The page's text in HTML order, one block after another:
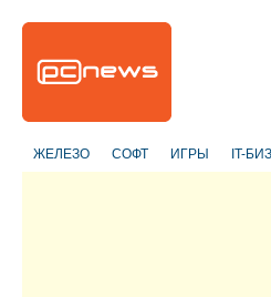
ЖЕЛЕЗО СОФТ ИГРЫ IT-